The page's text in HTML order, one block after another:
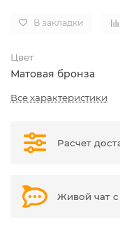
В закладки
Цвет
Матовая бронза
Все характеристики
Расчет
Живой чат